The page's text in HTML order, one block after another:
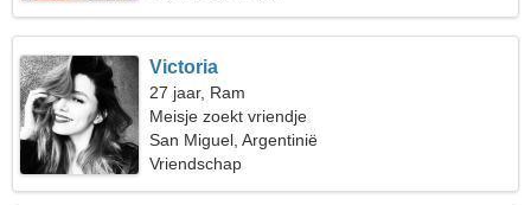
Victoria
27 jaar, Ram
Meisje zoekt vriendje
San Miguel, Argentinië
Vriendschap